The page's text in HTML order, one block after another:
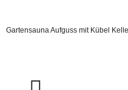
Gartensauna Aufguss mit Kübel